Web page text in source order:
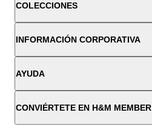
COLECCIONES
INFORMACIÓN CORPORATIVA
AYUDA
CONVIÉRTETE EN H&M MEMBER